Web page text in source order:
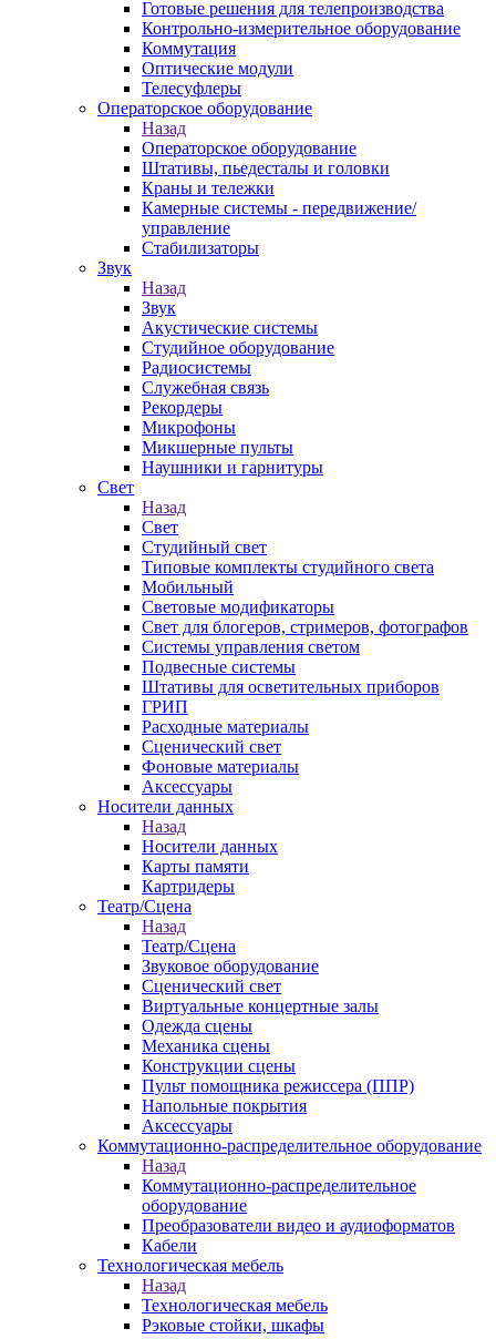
Готовые решения для телепроизводства
Контрольно-измерительное оборудование
Коммутация
Оптические модули
Телесуфлеры
Операторское оборудование
Назад
Операторское оборудование
Штативы, пьедесталы и головки
Краны и тележки
Камерные системы - передвижение/
управление
Стабилизаторы
Звук
Назад
Звук
Акустические системы
Студийное оборудование
Радиосистемы
Служебная связь
Рекордеры
Микрофоны
Микшерные пульты
Наушники и гарнитуры
Свет
Назад
Свет
Студийный свет
Типовые комплекты студийного света
Мобильный
Световые модификаторы
Свет для блогеров, стримеров, фотографов
Системы управления светом
Подвесные системы
Штативы для осветительных приборов
ГРИП
Расходные материалы
Сценический свет
Фоновые материалы
Аксессуары
Носители данных
Назад
Носители данных
Карты памяти
Картридеры
Театр/Сцена
Назад
Театр/Сцена
Звуковое оборудование
Сценический свет
Виртуальные концертные залы
Одежда сцены
Механика сцены
Конструкции сцены
Пульт помощника режиссера (ППР)
Напольные покрытия
Аксессуары
Коммутационно-распределительное оборудование
Назад
Коммутационно-распределительное
оборудование
Преобразователи видео и аудиоформатов
Кабели
Технологическая мебель
Назад
Технологическая мебель
Рэковые стойки, шкафы